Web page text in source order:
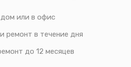
или в офис
ремонт в течение дня
до 12 месяцев